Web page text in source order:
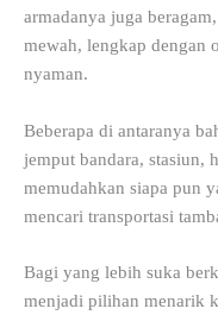
armadanya juga
mewah, lengkap dengan
nyaman.
Beberapa di antaranya
jemput bandara, stasiun,
memudahkan siapa pun
mencari transportasi
Bagi yang lebih suka
menjadi pilihan menarik